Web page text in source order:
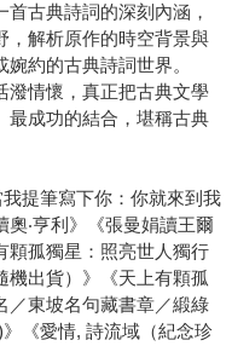
古典詩詞的深刻內涵，
，解析原作的時空背景與
約的古典詩詞世界。
潑情懷，真正把古典文學
最成功的結合，堪稱古典
提筆寫下你：你就來到我
‧亨利》《張曼娟讀王爾
顆孤獨星：照亮世人獨行
機出貨）》《天上有顆孤
／東坡名句藏書章／緞綠
《愛情, 詩流域（紀念珍